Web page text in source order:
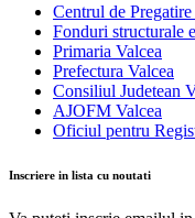
Centrul de
Fonduri structurale
Primaria Valcea
Prefectura Valcea
Consiliul Judetean
AJOFM Valcea
Oficiul pentru
Inscriere in lista cu noutati